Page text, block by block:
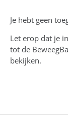
Je hebt geen
Let erop dat je
tot de
bekijken.